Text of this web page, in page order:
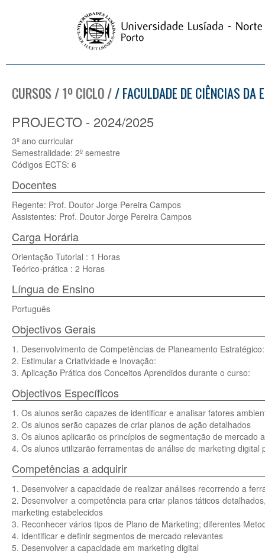
CURSOS / 1º CICLO // FACULDADE DE CIÊNCIAS DA
PROJECTO - 2024/2025
3º ano curricular
Semestralidade: 2º semestre
Códigos ECTS: 6
Docentes
Regente: Prof. Doutor Jorge Pereira Campos
Assistentes: Prof. Doutor Jorge Pereira Campos
Carga Horária
Orientação Tutorial : 1 Horas
Teórico-prática : 2 Horas
Língua de Ensino
Português
Objectivos Gerais
1. Desenvolvimento de Competências de Planeamento Estratégico:
2. Estimular a Criatividade e Inovação:
3. Aplicação Prática dos Conceitos Aprendidos durante o curso:
Objectivos Específicos
1. Os alunos serão capazes de identificar e analisar fatores
2. Os alunos serão capazes de criar planos de ação detalhados
3. Os alunos aplicarão os princípios de segmentação de mercado
4. Os alunos utilizarão ferramentas de análise de marketing digital
Competências a adquirir
1. Desenvolver a capacidade de realizar análises recorrendo a
2. Desenvolver a competência para criar planos táticos
marketing estabelecidos
3. Reconhecer vários tipos de Plano de Marketing; diferentes
4. Identificar e definir segmentos de mercado relevantes
5. Desenvolver a capacidade em marketing digital